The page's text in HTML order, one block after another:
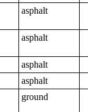
asphalt
asphalt
asphalt
asphalt
ground